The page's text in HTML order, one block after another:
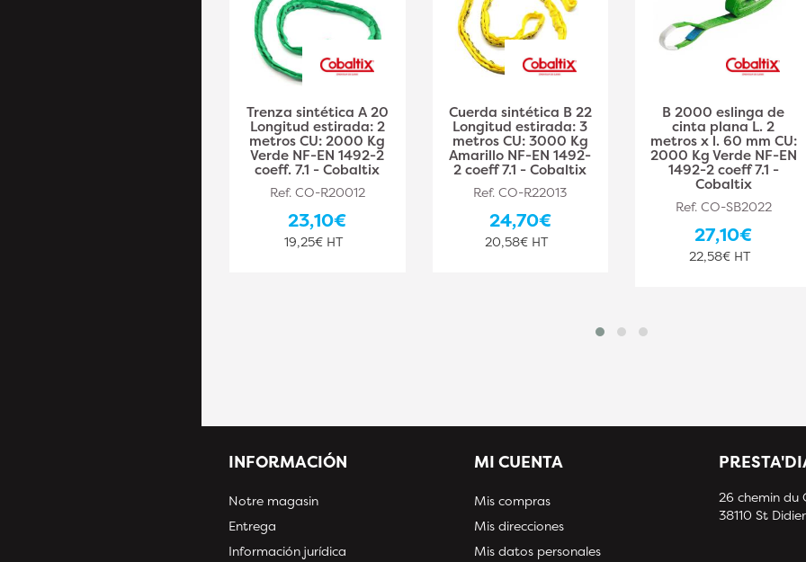
Trenza sintética A 20
Longitud estirada: 2
metros CU: 2000 Kg
Verde NF-EN 1492-2
coeff. 7.1 - Cobaltix
Ref. CO-R20012
23,10€
19,25€ HT
Cuerda sintética B 22
Longitud estirada: 3
metros CU: 3000 Kg
Amarillo NF-EN 1492-
2 coeff 7.1 - Cobaltix
Ref. CO-R22013
24,70€
20,58€ HT
B 2000 eslinga de
cinta plana L. 2
metros x l. 60 mm CU:
2000 Kg Verde NF-EN
1492-2 coeff 7.1 -
Cobaltix
Ref. CO-SB2022
27,10€
22,58€ HT
INFORMACIÓN
Notre magasin
Entrega
Información jurídica
MI CUENTA
Mis compras
Mis direcciones
Mis datos personales
26 chemin du
38110 St